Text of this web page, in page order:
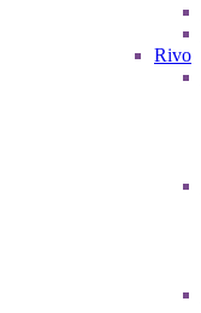
Rivo